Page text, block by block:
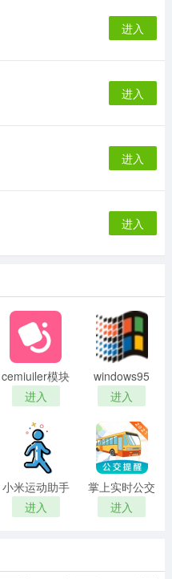
进入
进入
进入
进入
cemiuiler模块
进入
windows95
进入
小米运动助手
进入
掌上实时公交
进入